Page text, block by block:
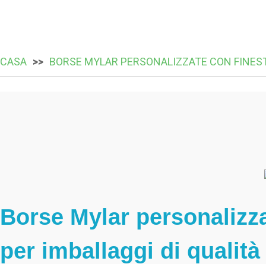
CASA BORSE MYLAR PERSONALIZZATE CON
Borse Mylar
per imballaggi di qualità